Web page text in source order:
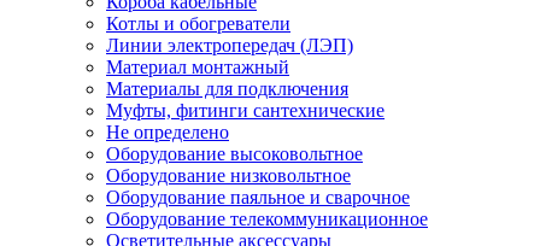
Котлы и обогреватели
Линии электропередач (ЛЭП)
Материал монтажный
Материалы для подключения
Муфты, фитинги сантехнические
Не определено
Оборудование высоковольтное
Оборудование низковольтное
Оборудование паяльное и сварочное
Оборудование телекоммуникационное
Осветительные аксессуары